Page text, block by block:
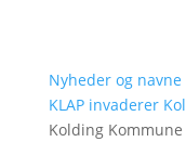
Nyheder og navne
KLAP invaderer
Kolding